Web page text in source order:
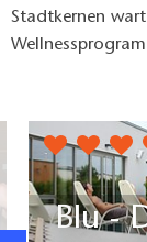
Stadtkernen
Blu - Das Sport- und